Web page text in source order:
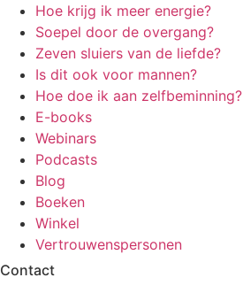
Hoe krijg ik meer energie?
Soepel door de overgang?
Zeven sluiers van de liefde?
Is dit ook voor mannen?
Hoe doe ik aan zelfbeminning?
E-books
Webinars
Podcasts
Blog
Boeken
Winkel
Vertrouwenspersonen
Contact